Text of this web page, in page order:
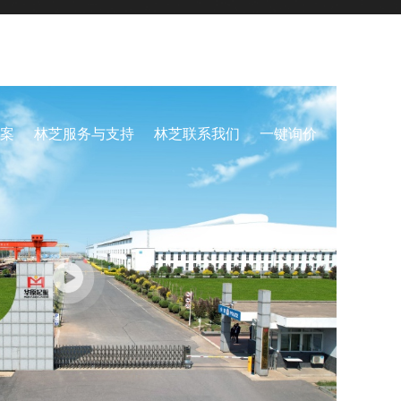
林芝服务与支持 林芝联系我们 一键询价